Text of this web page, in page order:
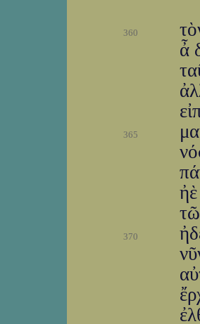
360
ἆ
365
370